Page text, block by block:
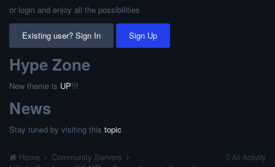
or login and enjoy all the possibilities
Existing user? Sign In Sign Up
Hype Zone
New theme is UP!!!
News
Stay tuned by visiting this topic
All Activity
Home
Community Servers